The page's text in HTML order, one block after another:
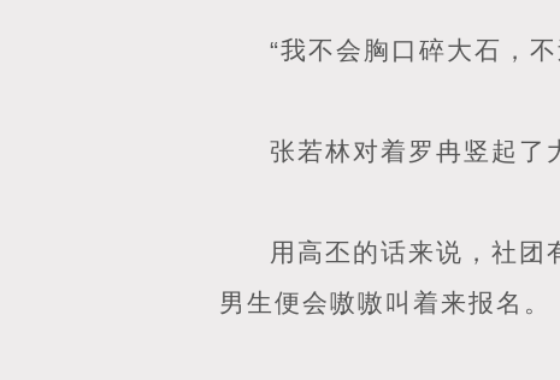
“我不会胸口碎大石，
张若林对着罗冉竖起了
用高丕的话来说，社团
男生便会嗷嗷叫着来报名。